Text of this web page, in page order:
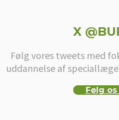
X
Følg vores tweets med
uddannelse af
Følg os